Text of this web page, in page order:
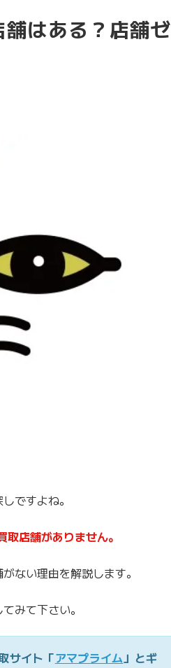
はある？店舗ゼ
ですよね。
店舗がありません。
ない理由を解説します。
みて下さい。
サイト「アマプライム」とギ